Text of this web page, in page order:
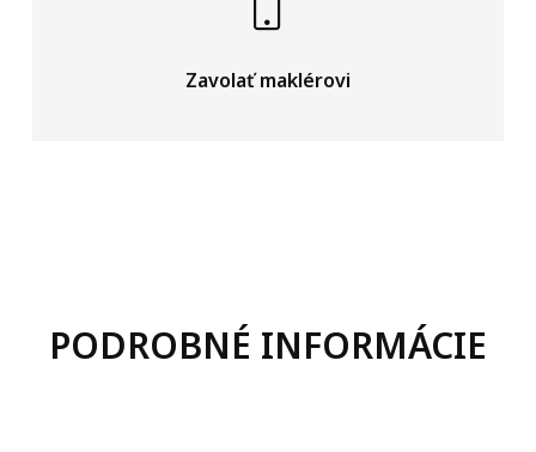
Zavolať maklérovi
PODROBNÉ INFORMÁCIE